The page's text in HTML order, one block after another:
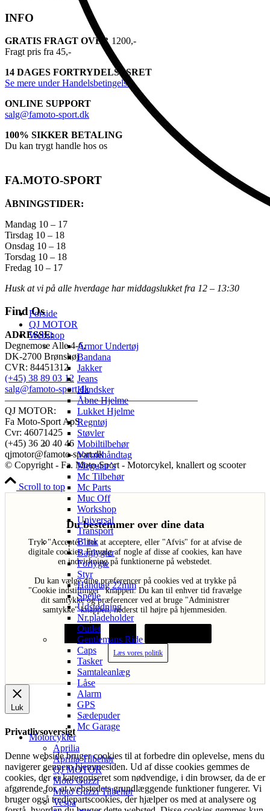
Forside
QJ MOTOR
Webshop
Armor Undertøj
Bandana
Jakker
Jeans
Handsker
Åbne Hjelme
Lukket Hjelme
Regntøj
Støvler
Mobiltilbehør
Varmehåndtag
Meguiar’s
Mc Tilbehør
Mc Parts
Muc Off
Workshop
Universal
Transport
Blink
Baglygter
Forlygte
Styr
Håndtag 22mm
Spejle
Udstødning
Nr.pladeholder
Outlet
Gentlemans Ride
Caps
Tasker
Samtaleanlæg
Låse
Alarm
GPS
Sædepuder
Mc Garage
Motorcykler
Aprilia
Aprilia Tilbehør
QJ MOTOR
Moto Guzzi
Moto Guzzi Tilbehør
Vespa
INFO
GRATIS FRAGT OVER 1200,-
Fragt pris fra 45,-
14 DAGES FORTRYDELSESRET
Se mere under Handelsbetingelser
ONLINE SUPPORT
salg@famoto-sport.dk
100% SIKKER BETALING
Du kan trygt handle hos os
FA.MOTO-SPORT
ÅBNINGSTIDER:
Mandag 10 – 17
Tirsdag 10 – 18
Onsdag 10 – 18
Torsdag 10 – 18
Fredag 10 – 17
Husk at vi på alle hverdage har middagslukket fra 12 – 13:30
Find Os
ADRESSE:
Degnemose Alle 4-6,
DK-2700 Brønshøj
CVR: 84451312
(+45) 38 89 03 12
salg@famoto-sport.dk
————————————————————
QJ MOTOR:
Fa Moto-Sport ApS
Cvr: 46071425
(+45) 36 20 40 46
qjmotor@famoto-sport.dk
© Copyright - Fa. Moto-Sport - Motorcykel, knallert og scooter
Scroll to top
Du bestemmer over dine data
Tryk "Acceptér" for at acceptere, eller "Afvis" for at afvise de
digitale cookies. Fravalg af nogle af disse af cookies, kan have
en indvirkning på funktionerne på webstedet.
Du kan vælge dine præferencer på cookies ved at trykke på
"Cookie indstillinger" knappen. Du kan til enhver tid fravælge
dit samtykke og præferencer ved at bruge "Administrer
samtykke" knappen, nederst til højre på hjemmesiden.
Acceptér
Læs vores politik
Luk
Privatlivsoversigt
Denne webside bruger cookies til at forbedre din oplevelse, mens du
navigerer gennem hjemmesiden. Ud af disse cookies gemmes de
cookies, der er kategoriseret som nødvendige, i din browser, da de er
afgørende for, at webstedets grundlæggende funktioner fungerer. Vi
bruger også tredjepartscookies, der hjælper os med at analysere og